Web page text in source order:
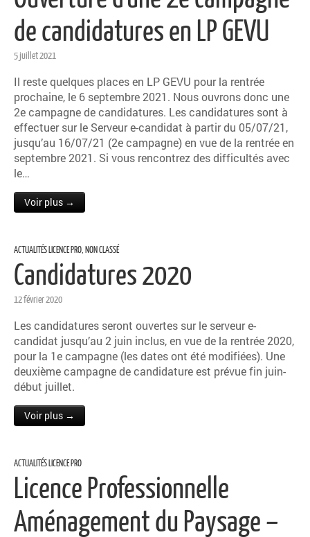
de candidatures en LP GEVU
5 juillet 2021
Il reste quelques places en LP GEVU pour la rentrée
prochaine, le 6 septembre 2021. Nous ouvrons donc une
2e campagne de candidatures. Les candidatures sont à
effectuer sur le Serveur e-candidat à partir du 05/07/21,
jusqu’au 16/07/21 (2e campagne) en vue de la rentrée en
septembre 2021. Si vous rencontrez des difficultés avec
le…
Voir plus →
ACTUALITÉS LICENCE PRO NON CLASSÉ
Candidatures 2020
12 février 2020
Les candidatures seront ouvertes sur le serveur e-
candidat jusqu’au 2 juin inclus, en vue de la rentrée 2020,
pour la 1e campagne (les dates ont été modifiées). Une
deuxième campagne de candidature est prévue fin juin-
début juillet.
Voir plus →
ACTUALITÉS LICENCE PRO
Licence Professionnelle
Aménagement du Paysage –